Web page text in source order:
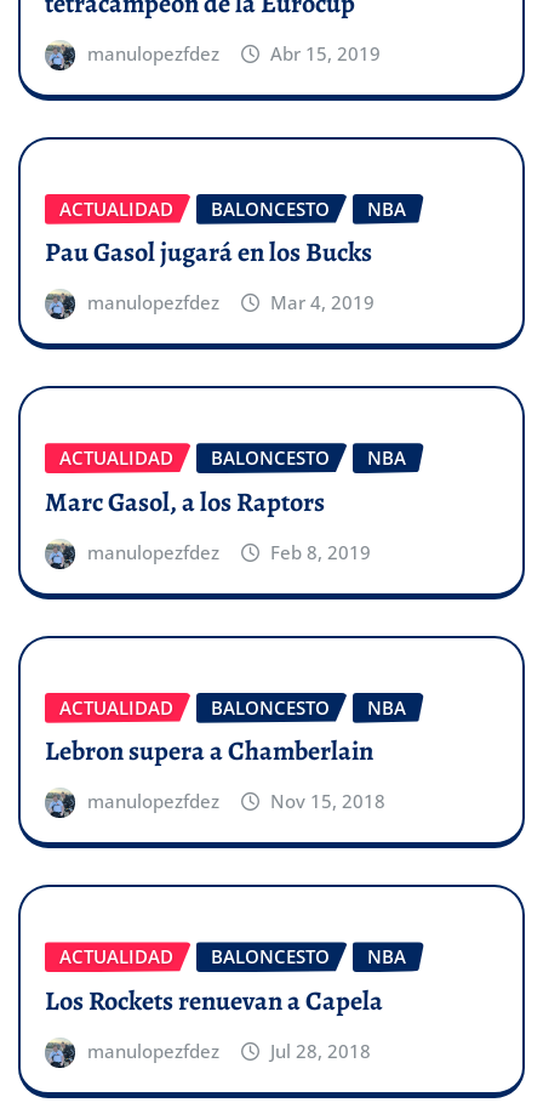
manulopezfdez Abr 15, 2019
ACTUALIDAD BALONCESTO NBA
Pau Gasol jugará en los Bucks
manulopezfdez Mar 4, 2019
ACTUALIDAD BALONCESTO NBA
Marc Gasol, a los Raptors
manulopezfdez Feb 8, 2019
ACTUALIDAD BALONCESTO NBA
Lebron supera a Chamberlain
manulopezfdez Nov 15, 2018
ACTUALIDAD BALONCESTO NBA
Los Rockets renuevan a Capela
manulopezfdez Jul 28, 2018